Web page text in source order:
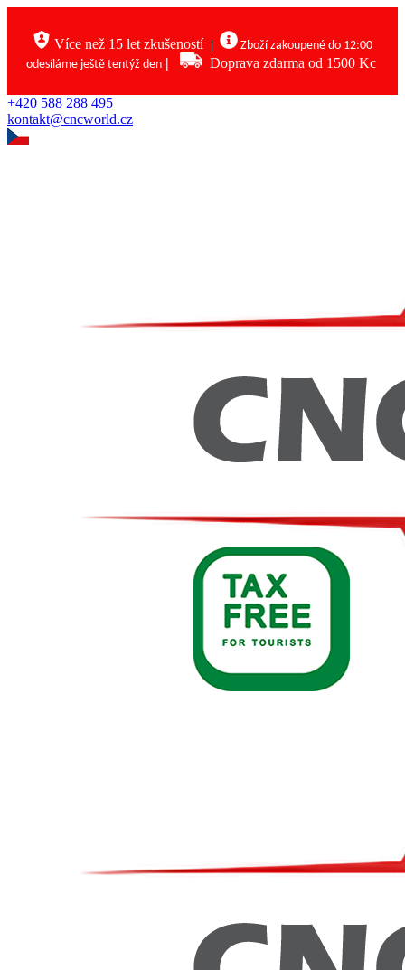
Více než 15 let zkušeností
Zboží zakoupené do 12:00
odesíláme ještě tentýž den | Doprava zdarma od 1500 Kc
+420 588 288 495
kontakt@cncworld.cz